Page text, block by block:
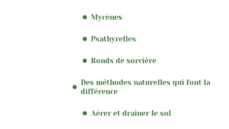
Mycènes
Psathyrelles
Ronds de sorcière
Des méthodes naturelles qui font la
différence
Aérer et drainer le sol